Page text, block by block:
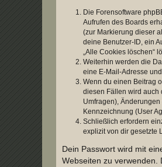
Die Forensoftware
Aufrufen des Boards
(zur Markierung dieser
deine Benutzer-ID, ein
„Alle Cookies löschen“
Weiterhin werden die
eine E-Mail-Adresse
Wenn du einen Beitrag
diesen Fällen wird auch
Umfragen),
Kennzeichnung (User
Schließlich erfordern
explizit von dir gesetzte
Dein Passwort wird mit
Webseiten zu verwenden.